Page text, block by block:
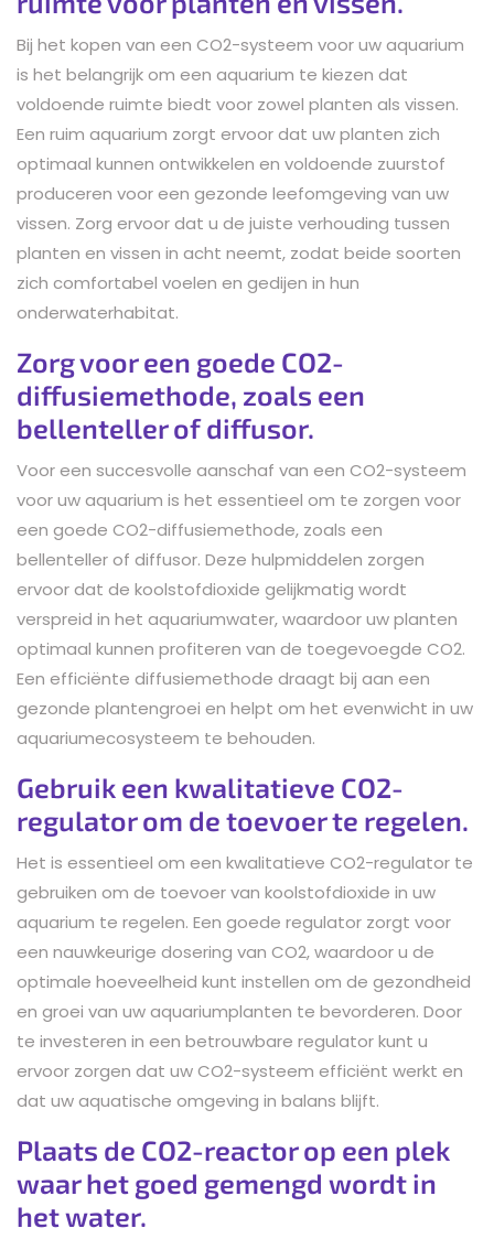
Bij het kopen van een CO2-systeem voor uw aquarium
is het belangrijk om een aquarium te kiezen dat
voldoende ruimte biedt voor zowel planten als vissen.
Een ruim aquarium zorgt ervoor dat uw planten zich
optimaal kunnen ontwikkelen en voldoende zuurstof
produceren voor een gezonde leefomgeving van uw
vissen. Zorg ervoor dat u de juiste verhouding tussen
planten en vissen in acht neemt, zodat beide soorten
zich comfortabel voelen en gedijen in hun
onderwaterhabitat.
Zorg voor een goede CO2-
diffusiemethode, zoals een
bellenteller of diffusor.
Voor een succesvolle aanschaf van een CO2-systeem
voor uw aquarium is het essentieel om te zorgen voor
een goede CO2-diffusiemethode, zoals een
bellenteller of diffusor. Deze hulpmiddelen zorgen
ervoor dat de koolstofdioxide gelijkmatig wordt
verspreid in het aquariumwater, waardoor uw planten
optimaal kunnen profiteren van de toegevoegde CO2.
Een efficiënte diffusiemethode draagt bij aan een
gezonde plantengroei en helpt om het evenwicht in uw
aquariumecosysteem te behouden.
Gebruik een kwalitatieve CO2-
regulator om de toevoer te regelen.
Het is essentieel om een kwalitatieve CO2-regulator te
gebruiken om de toevoer van koolstofdioxide in uw
aquarium te regelen. Een goede regulator zorgt voor
een nauwkeurige dosering van CO2, waardoor u de
optimale hoeveelheid kunt instellen om de gezondheid
en groei van uw aquariumplanten te bevorderen. Door
te investeren in een betrouwbare regulator kunt u
ervoor zorgen dat uw CO2-systeem efficiënt werkt en
dat uw aquatische omgeving in balans blijft.
Plaats de CO2-reactor op een plek
waar het goed gemengd wordt in
het water.